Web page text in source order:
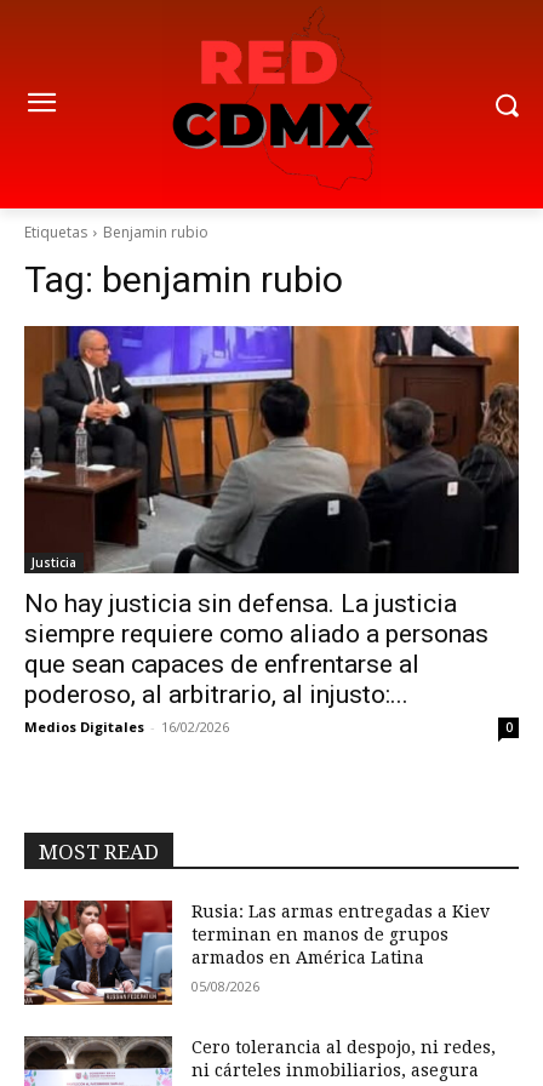
Etiquetas Benjamin rubio
Tag: benjamin rubio
Justicia
No hay justicia sin defensa. La justicia
siempre requiere como aliado a personas
que sean capaces de enfrentarse al
poderoso, al arbitrario, al injusto:...
Medios Digitales - 16/02/2026 0
MOST READ
Rusia: Las armas entregadas a Kiev
terminan en manos de grupos
armados en América Latina
05/08/2026
Cero tolerancia al despojo, ni redes,
ni cárteles inmobiliarios, asegura